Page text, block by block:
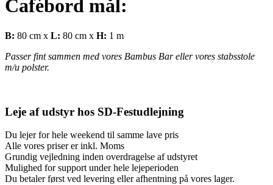
Cafébord mål:
B: 80 cm x L: 80 cm x H: 1 m
Passer fint sammen med vores Bambus Bar eller vores stabsstole
m/u polster.
Leje af udstyr hos SD-Festudlejning
Du lejer for hele weekend til samme lave pris
Alle vores priser er inkl. Moms
Grundig vejledning inden overdragelse af udstyret
Mulighed for support under hele lejeperioden
Du betaler først ved levering eller afhentning på vores lager.